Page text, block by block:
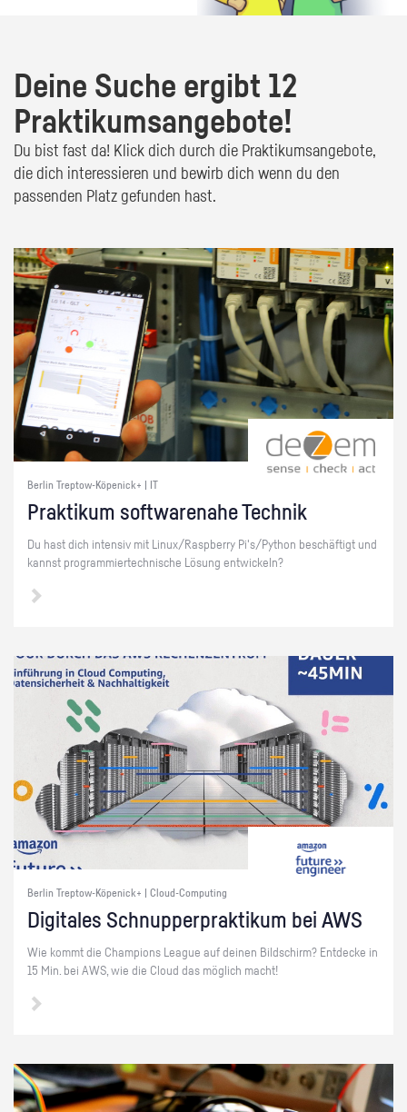
Deine Suche ergibt 12
Praktikumsangebote!
Du bist fast da! Klick dich durch die Praktikumsangebote,
die dich interessieren und bewirb dich wenn du den
passenden Platz gefunden hast.
Berlin Treptow-Köpenick+ | IT
Prak­ti­kum soft­ware­na­he Tech­nik
Du hast dich in­ten­siv mit Linux/Raspber­ry Pi's/Py­thon be­schäf­tigt und
kannst pro­gram­mier­tech­ni­sche Lö­sung ent­wi­ckeln?
Berlin Treptow-Köpenick+ | Cloud-Computing
Di­gi­ta­les Schnup­per­prak­ti­kum bei AWS
Wie kommt die Cham­pi­ons Le­ague auf dei­nen Bild­schirm? Ent­de­cke in
15 Min. bei AWS, wie die Cloud das mög­lich macht!